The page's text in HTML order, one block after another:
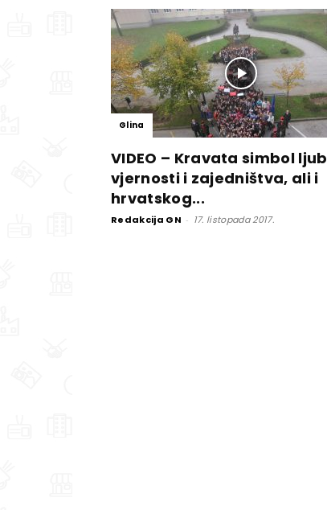
Glina
VIDEO – Kravata simbol
vjernosti i zajedništva, ali i
hrvatskog...
Redakcija GN - 17. listopada 2017.